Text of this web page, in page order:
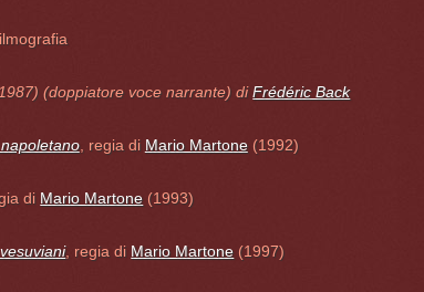
(doppiatore voce narrante) di Frédéric Back
, regia di Mario Martone(1992)
di Mario Martone (1993)
, regia di Mario Martone (1997)